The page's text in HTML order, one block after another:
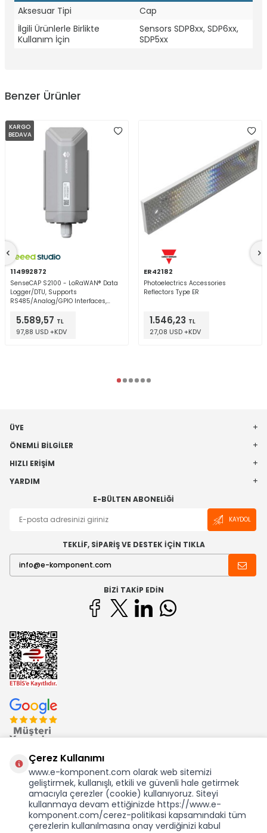
Aksesuar Tipi
Cap
İlgili Ürünlerle Birlikte
Kullanım İçin
Sensors SDP8xx, SDP6xx,
SDP5xx
Benzer Ürünler
KARGO
BEDAVA
114992872
SenseCAP S2100 - LoRaWAN® Data
Logger/DTU, Supports
RS485/Analog/GPIO Interfaces,
5.589,57 TL
97,88 USD +KDV
ER42182
Photoelectrics Accessories
Reflectors Type ER
1.546,23 TL
27,08 USD +KDV
ÜYE
ÖNEMLI BILGILER
HIZLI ERIŞIM
YARDIM
E-BÜLTEN ABONELIĞI
KAYDOL
TEKLİF, SİPARİŞ VE DESTEK İÇİN TIKLA
BIZI TAKIP EDIN
Ekom Elk. Elektronik San. ve Tic. A.Ş.'nin Tescilli Bir Markasıdır
Çerez Kullanımı
www.e-komponent.com olarak web sitemizi
geliştirmek, kullanışlı, etkili ve güvenli hale getirmek
amacıyla çerezler (cookie) kullanıyoruz. Siteyi
kullanmaya devam ettiğinizde https://www.e-
komponent.com/cerez-politikasi kapsamındaki tüm
çerezlerin kullanılmasına onay verdiğinizi kabul